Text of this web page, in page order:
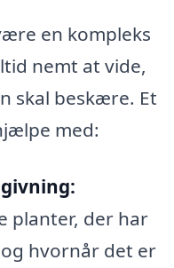
en kompleks
nemt at vide,
skal beskære. Et
med:
planter, der har
hvornår det er